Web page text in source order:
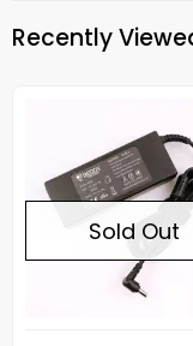
Recently
Sold Out